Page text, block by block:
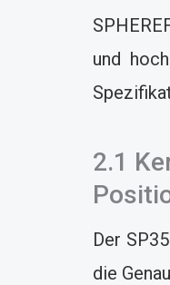
und
2.1
Der
die